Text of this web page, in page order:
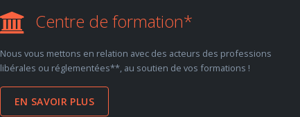
Centre de formation*
Nous vous mettons en relation avec des acteurs des professions
libérales ou réglementées**, au soutien de vos formations !
EN SAVOIR PLUS